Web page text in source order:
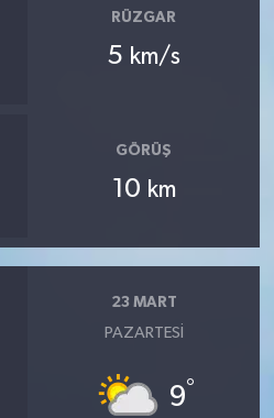
RÜZGAR
5 km/s
GÖRÜŞ
10 km
23 MART
PAZARTESI
9°